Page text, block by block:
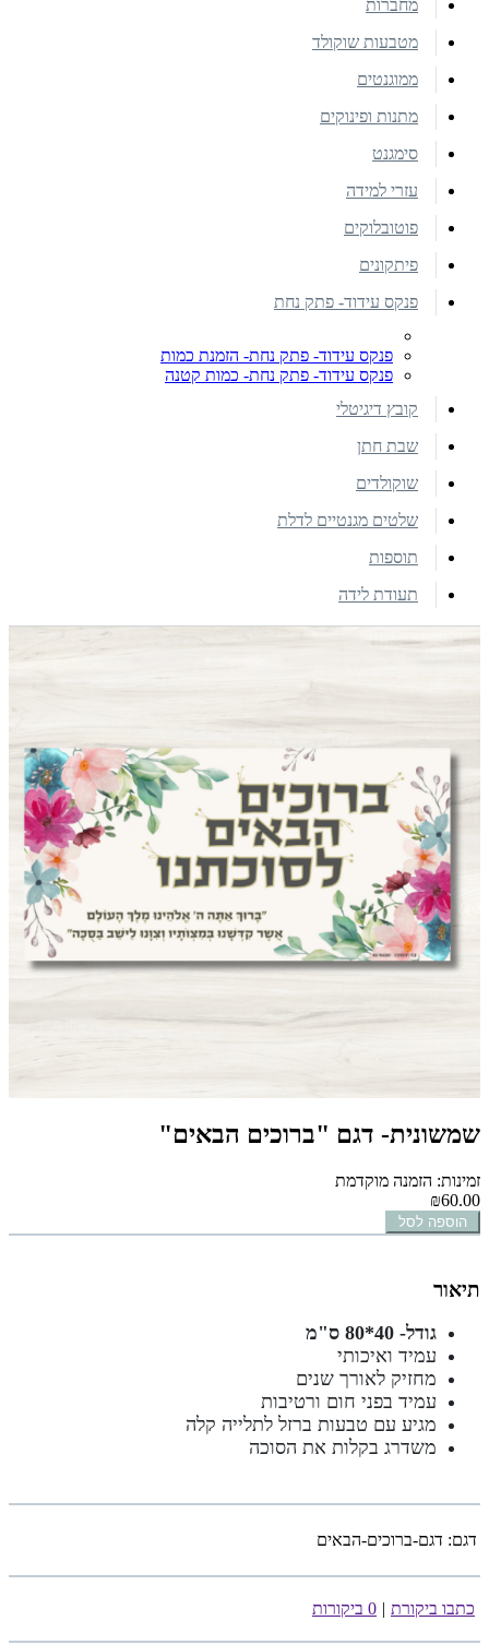
מחברות
מטבעות שוקולד
ממוגנטים
מתנות ופינוקים
סימגנט
עזרי למידה
פוטובלוקים
פיתקונים
פנקס עידוד- פתק נחת
פנקס עידוד- פתק נחת- הזמנת כמות
פנקס עידוד- פתק נחת- כמות קטנה
קובץ דיגיטלי
שבת חתן
שוקולדים
שלטים מגנטיים לדלת
תוספות
תעודת לידה
שמשונית- דגם "ברוכים הבאים"
זמינות: הזמנה מוקדמת
₪60.00
הוספה לסל
תיאור
גודל- 40*80 ס"מ
עמיד ואיכותי
מחזיק לאורך שנים
עמיד בפני חום ורטיבות
מגיע עם טבעות ברזל לתלייה קלה
משדרג בקלות את הסוכה
דגם: דגם-ברוכים-הבאים
כתבו ביקורת | 0 ביקורות